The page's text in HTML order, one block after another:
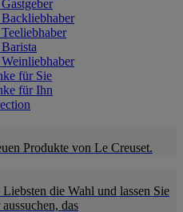
für Sie
für Ihn
Produkte von Le Creuset.
die Wahl und lassen Sie
das